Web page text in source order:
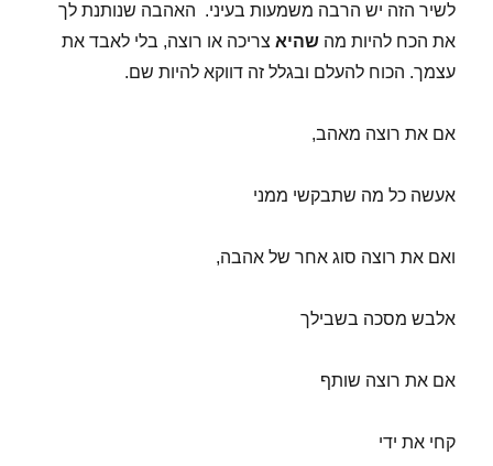
לשיר הזה יש הרבה משמעות בעיני. האהבה שנותנת לך
את הכח להיות מהשהיא צריכה או רוצה, בלי לאבד את
עצמך. הכוח להעלם ובגלל זה דווקא להיות שם.
אם את רוצה מאהב,
אעשה כל מה שתבקשי ממני
ואם את רוצה סוג אחר של אהבה,
אלבש מסכה בשבילך
אם את רוצה שותף
קחי את ידי